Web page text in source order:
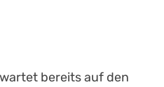
bereits auf den